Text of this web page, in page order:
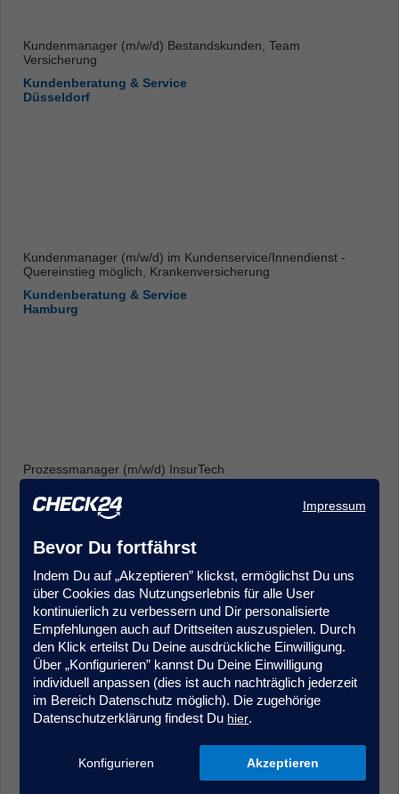
Kundenmanager (m/w/d) Bestandskunden, Team
Versicherung
Kundenberatung & Service
Düsseldorf
Kundenmanager (m/w/d) im Kundenservice/Innendienst -
Quereinstieg möglich, Krankenversicherung
Kundenberatung & Service
Hamburg
Prozessmanager (m/w/d) InsurTech
Frankfurt
Sales Agent (m/w/d) Quereinstieg Vorsorgeversicherung
Kundenberatung & Service
München
Impressum
Bevor Du fortfährst
Indem Du auf „Akzeptieren” klickst, ermöglichst Du uns
über Cookies das Nutzungserlebnis für alle User
kontinuierlich zu verbessern und Dir personalisierte
Empfehlungen auch auf Drittseiten auszuspielen. Durch
den Klick erteilst Du Deine ausdrückliche Einwilligung.
Über „Konfigurieren” kannst Du Deine Einwilligung
individuell anpassen (dies ist auch nachträglich jederzeit
im Bereich Datenschutz möglich). Die zugehörige
Datenschutzerklärung findest Du hier.
Konfigurieren Akzeptieren